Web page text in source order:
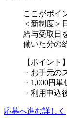
ここがポイ
＜新制度＞
給与受取日
働いた分の
【ポイント】
・お手元の
・1,000円
・利用申込
応募へ進む詳しく